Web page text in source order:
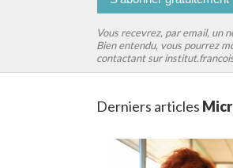
Vous recevrez, par email, un
Bien entendu, vous pourrez
contactant sur
Derniers articles